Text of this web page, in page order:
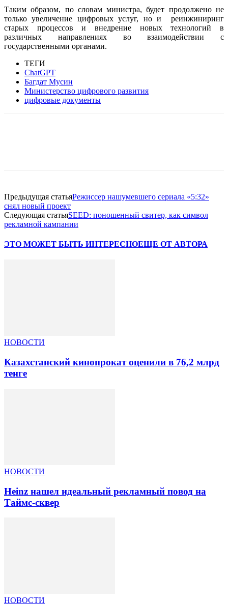
Таким образом, по словам министра, будет продолжено не
только увеличение цифровых услуг, но и реинжиниринг
старых процессов и внедрение новыхтехнологий в
различных направлениях во взаимодействии с
государственными органами.
ТЕГИ
ChatGPT
Багдат Мусин
Министерство цифрового развития
цифровые документы
Предыдущая статьяРежиссер нашумевшего сериала «5:32»
снял новый проект
Следующая статьяSEED: поношенный свитер, как символ
рекламной кампании
ЭТО МОЖЕТ БЫТЬ ИНТЕРЕСНОЕЩЕ ОТ АВТОРА
НОВОСТИ
Казахстанский кинопрокат оценили в 76,2 млрд
тенге
НОВОСТИ
Heinz нашел идеальный рекламный повод на
Таймс-сквер
НОВОСТИ